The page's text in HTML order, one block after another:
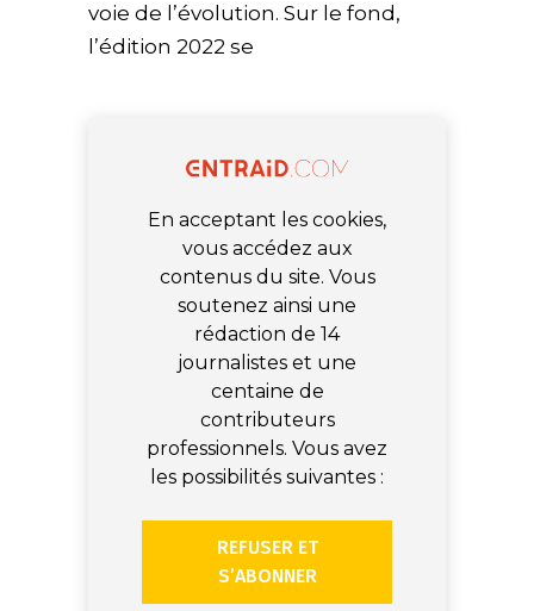
voie de l’évolution. Sur le fond,
l’édition 2022 se
En acceptant les cookies,
vous accédez aux
contenus du site. Vous
soutenez ainsi une
rédaction de 14
journalistes et une
centaine de
contributeurs
professionnels. Vous avez
les possibilités suivantes :
REFUSER ET
S’ABONNER